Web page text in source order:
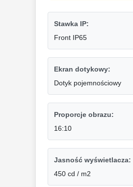
Stawka IP:
Front IP65
Ekran dotykowy:
Dotyk pojemnościowy
Proporcje obrazu:
16:10
Jasność wyświetlacza:
450 cd / m2